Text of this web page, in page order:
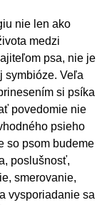
nie len ako
medzi
psa, nie je
symbióze. Veľa
si psíka
povedomie nie
psieho
so psom budeme
poslušnosť,
smerovanie,
vysporiadanie sa